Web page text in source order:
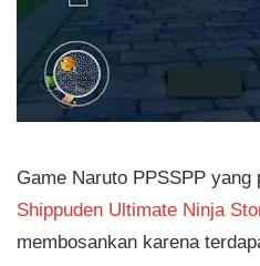
Game Naruto PPSSPP yang
Shippuden Ultimate Ninja
membosankan karena